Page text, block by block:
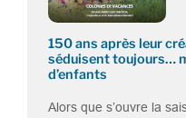
150 ans après leur
séduisent toujours…
d’enfants
Alors que s’ouvre la